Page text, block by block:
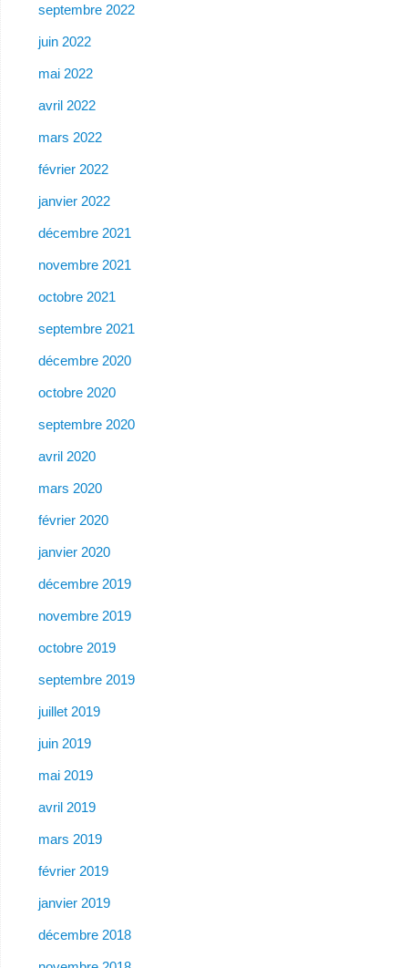
septembre 2022
juin 2022
mai 2022
avril 2022
mars 2022
février 2022
janvier 2022
décembre 2021
novembre 2021
octobre 2021
septembre 2021
décembre 2020
octobre 2020
septembre 2020
avril 2020
mars 2020
février 2020
janvier 2020
décembre 2019
novembre 2019
octobre 2019
septembre 2019
juillet 2019
juin 2019
mai 2019
avril 2019
mars 2019
février 2019
janvier 2019
décembre 2018